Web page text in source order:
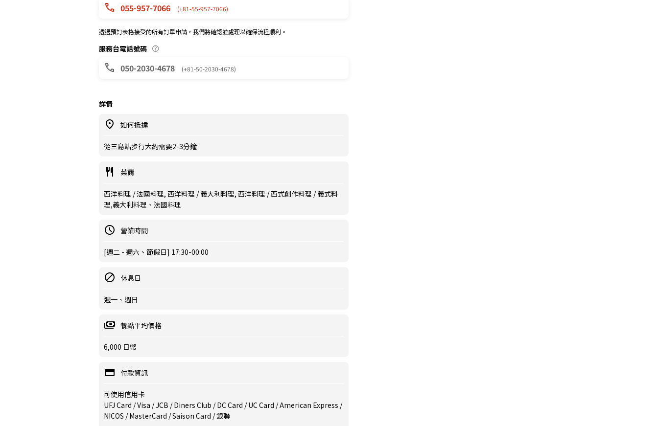
055-957-7066 (+81-55-957-7066)
透過預訂表格接受的所有訂單申請，我們將確認並處理以確保流程順利。
服務台電話號碼
050-2030-4678 (+81-50-2030-4678)
詳情
如何抵達
從三島站步行大約需要2-3分鐘
菜餚
西洋料理 / 法國料理, 西洋料理 / 義大利料理, 西洋料理 / 西式創作料理 / 義式料
理,義大利料理、法國料理
營業時間
[週二 - 週六、節假日] 17:30-00:00
休息日
週一、週日
餐點平均價格
6,000 日幣
付款資訊
可使用信用卡
UFJ Card / Visa / JCB / Diners Club / DC Card / UC Card / American Express /
NICOS / MasterCard / Saison Card / 銀聯